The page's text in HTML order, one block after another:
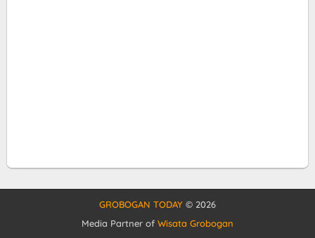
GROBOGAN TODAY © 2026
Media Partner of Wisata Grobogan